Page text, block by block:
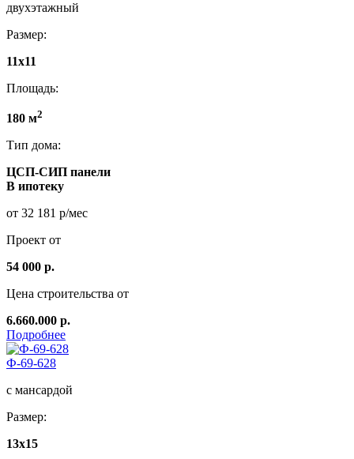
двухэтажный
Размер:
11x11
Площадь:
180 м2
Тип дома:
ЦСП-СИП панели
В ипотеку
от 32 181 р/мес
Проект от
54 000 р.
Цена строительства от
6.660.000 р.
Подробнее
Ф-69-628
с мансардой
Размер:
13x15